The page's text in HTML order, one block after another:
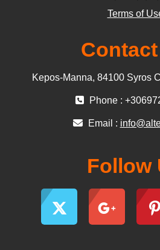
Terms of
Kepos-Manna, 84100 Syros
Phone :
Email :
Follow